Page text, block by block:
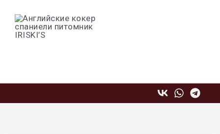
содержимому